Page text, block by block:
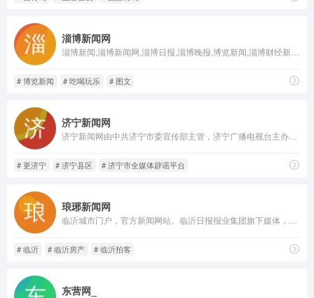
淄博新闻网
# 博览新闻 # 吃喝玩乐 # 图文
济宁新闻网
# 更济宁 # 济宁县区 # 济宁市全媒体辟谣平台
琅琊新闻网
# 临沂 # 临沂房产 # 临沂拍客
东营网_